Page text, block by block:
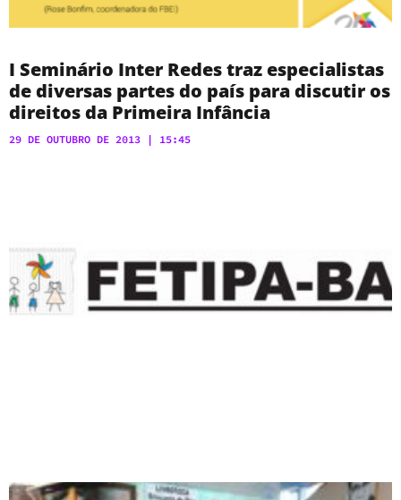
I Seminário Inter Redes traz especialistas
de diversas partes do país para discutir os
direitos da Primeira Infância
29 DE OUTUBRO DE 2013 15:45